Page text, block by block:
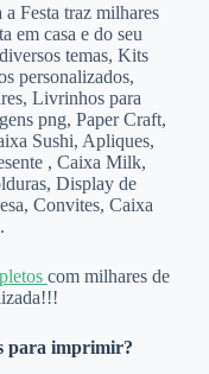
Festa traz milhares
em casa e do seu
temas, Kits
personalizados,
Livrinhos para
png, Paper Craft,
Sushi, Apliques,
, Caixa Milk,
Display de
Convites, Caixa
com milhares de
para imprimir?